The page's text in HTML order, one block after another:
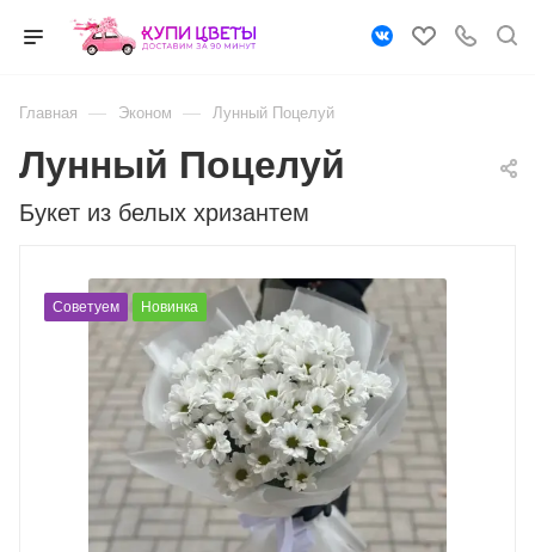
Главная — Эконом — Лунный Поцелуй
Букет из белых хризантем
Лунный Поцелуй
Советуем Новинка